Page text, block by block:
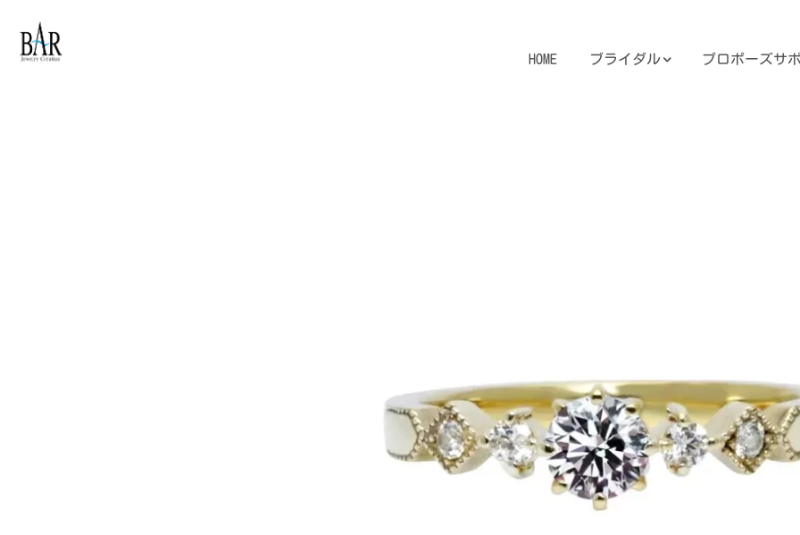
HOME ブライダル プロポーズサ